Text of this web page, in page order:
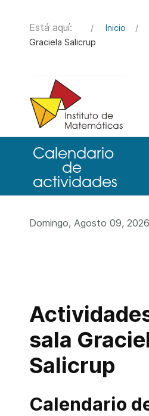
Está aquí: Inicio
Graciela Salicrup
Domingo, Agosto 09, 2026
sala
Salicrup
Calendario